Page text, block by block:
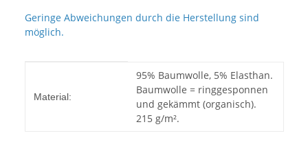
Geringe Abweichungen durch die Herstellung sind
möglich.
Material:
95% Baumwolle, 5% Elasthan.
Baumwolle = ringgesponnen
und gekämmt (organisch).
215 g/m².